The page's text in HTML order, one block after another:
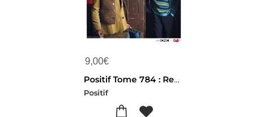
9,00€
Positif Tome 784 : Reperage : Le Choix Des Lieux
Positif